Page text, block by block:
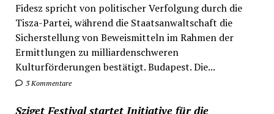
Fidesz spricht von politischer Verfolgung durch die
Tisza-Partei, während die Staatsanwaltschaft die
Sicherstellung von Beweismitteln im Rahmen der
Ermittlungen zu milliardenschweren
Kulturförderungen bestätigt. Budapest. Die...
3 Kommentare
Sziget Festival startet Initiative für die